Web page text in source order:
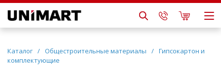
Каталог / Общестроительные материалы / Гипсокартон и
комплектующие